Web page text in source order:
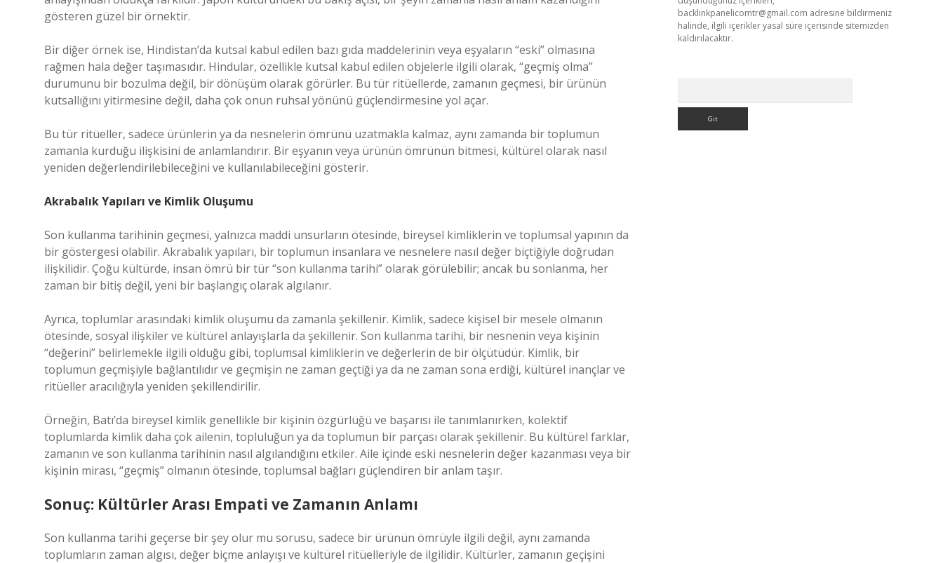
gösteren güzel bir örnektir.
Bir diğer örnek ise, Hindistan’da kutsal kabul edilen bazı gıda maddelerinin veya eşyaların “eski” olmasına
rağmen hala değer taşımasıdır. Hindular, özellikle kutsal kabul edilen objelerle ilgili olarak, “geçmiş olma”
durumunu bir bozulma değil, bir dönüşüm olarak görürler. Bu tür ritüellerde, zamanın geçmesi, bir ürünün
kutsallığını yitirmesine değil, daha çok onun ruhsal yönünü güçlendirmesine yol açar.
Bu tür ritüeller, sadece ürünlerin ya da nesnelerin ömrünü uzatmakla kalmaz, aynı zamanda bir toplumun
zamanla kurduğu ilişkisini de anlamlandırır. Bir eşyanın veya ürünün ömrünün bitmesi, kültürel olarak nasıl
yeniden değerlendirilebileceğini ve kullanılabileceğini gösterir.
Akrabalık Yapıları ve Kimlik Oluşumu
Son kullanma tarihinin geçmesi, yalnızca maddi unsurların ötesinde, bireysel kimliklerin ve toplumsal yapının da
bir göstergesi olabilir. Akrabalık yapıları, bir toplumun insanlara ve nesnelere nasıl değer biçtiğiyle doğrudan
ilişkilidir. Çoğu kültürde, insan ömrü bir tür “son kullanma tarihi” olarak görülebilir; ancak bu sonlanma, her
zaman bir bitiş değil, yeni bir başlangıç olarak algılanır.
Ayrıca, toplumlar arasındaki kimlik oluşumu da zamanla şekillenir. Kimlik, sadece kişisel bir mesele olmanın
ötesinde, sosyal ilişkiler ve kültürel anlayışlarla da şekillenir. Son kullanma tarihi, bir nesnenin veya kişinin
“değerini” belirlemekle ilgili olduğu gibi, toplumsal kimliklerin ve değerlerin de bir ölçütüdür. Kimlik, bir
toplumun geçmişiyle bağlantılıdır ve geçmişin ne zaman geçtiği ya da ne zaman sona erdiği, kültürel inançlar ve
ritüeller aracılığıyla yeniden şekillendirilir.
Örneğin, Batı’da bireysel kimlik genellikle bir kişinin özgürlüğü ve başarısı ile tanımlanırken, kolektif
toplumlarda kimlik daha çok ailenin, topluluğun ya da toplumun bir parçası olarak şekillenir. Bu kültürel farklar,
zamanın ve son kullanma tarihinin nasıl algılandığını etkiler. Aile içinde eski nesnelerin değer kazanması veya bir
kişinin mirası, “geçmiş” olmanın ötesinde, toplumsal bağları güçlendiren bir anlam taşır.
Sonuç: Kültürler Arası Empati ve Zamanın Anlamı
Son kullanma tarihi geçerse bir şey olur mu sorusu, sadece bir ürünün ömrüyle ilgili değil, aynı zamanda
toplumların zaman algısı, değer biçme anlayışı ve kültürel ritüelleriyle de ilgilidir. Kültürler, zamanın geçişini
backlinkpanelicomtr@gmail.com adresine bildirmeniz
halinde, ilgili içerikler yasal süre içerisinde sitemizden
kaldırılacaktır.